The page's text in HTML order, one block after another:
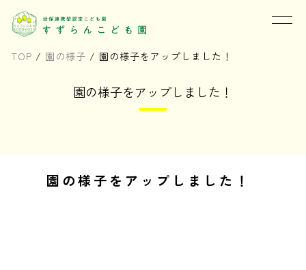
TOP / 園の様子 / 園の様子をアップしました！
園の様子をアップしました！
園の様子をアップしました！